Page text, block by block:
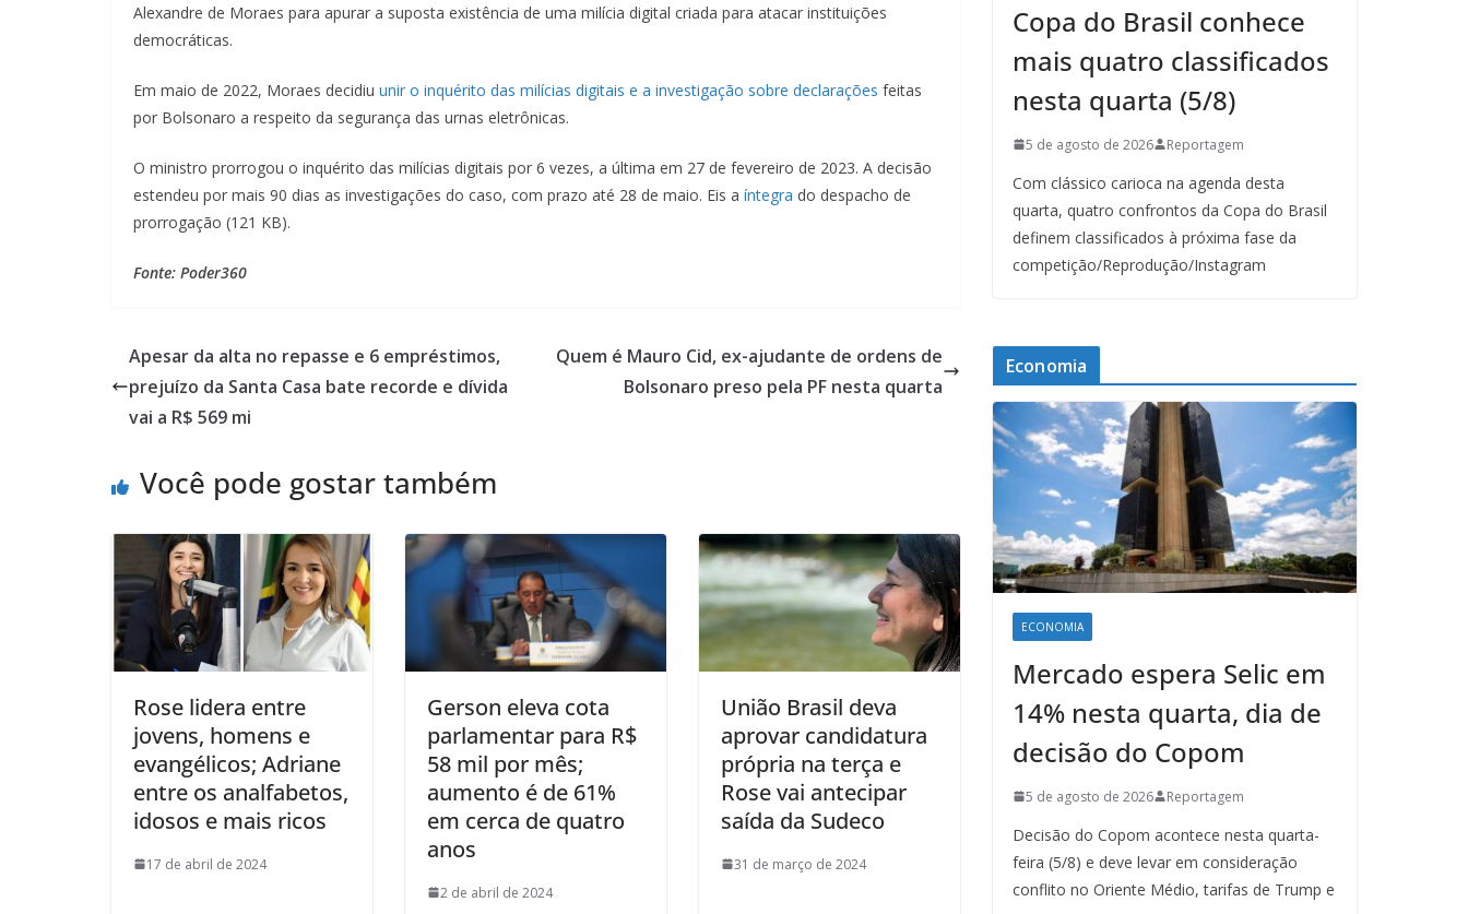
Alexandre de Moraes para apurar a suposta existência de uma milícia digital criada para atacar instituições
democráticas.
Em maio de 2022, Moraes decidiu unir o inquérito das milícias digitais e a investigação sobre declarações feitas
por Bolsonaro a respeito da segurança das urnas eletrônicas.
O ministro prorrogou o inquérito das milícias digitais por 6 vezes, a última em 27 de fevereiro de 2023. A decisão
estendeu por mais 90 dias as investigações do caso, com prazo até 28 de maio. Eis a íntegra do despacho de
prorrogação (121 KB).
Fonte: Poder360
Apesar da alta no repasse e 6 empréstimos,
prejuízo da Santa Casa bate recorde e dívida
vai a R$ 569 mi
Quem é Mauro Cid, ex-ajudante de ordens de
Bolsonaro preso pela PF nesta quarta
Você pode gostar também
Rose lidera entre
jovens, homens e
evangélicos; Adriane
entre os analfabetos,
idosos e mais ricos
17 de abril de 2024
Gerson eleva cota
parlamentar para R$
58 mil por mês;
aumento é de 61%
em cerca de quatro
anos
2 de abril de 2024
União Brasil deva
aprovar candidatura
própria na terça e
Rose vai antecipar
saída da Sudeco
31 de março de 2024
Copa do Brasil conhece
mais quatro classificados
nesta quarta (5/8)
5 de agosto de 2026 Reportagem
Com clássico carioca na agenda desta
quarta, quatro confrontos da Copa do Brasil
definem classificados à próxima fase da
competição/Reprodução/Instagram
Economia
ECONOMIA
Mercado espera Selic em
14% nesta quarta, dia de
decisão do Copom
5 de agosto de 2026 Reportagem
Decisão do Copom acontece nesta quarta-
feira (5/8) e deve levar em consideração
conflito no Oriente Médio, tarifas de Trump e